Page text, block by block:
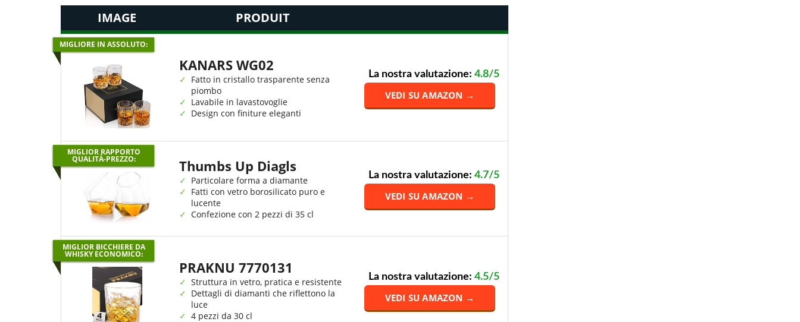
IMAGE PRODUIT
MIGLIORE IN ASSOLUTO:
KANARS WG02
Fatto in cristallo trasparente senza
piombo
Lavabile in lavastovoglie
Design con finiture eleganti
La nostra valutazione: 4.8/5
VEDI SU AMAZON →
MIGLIOR RAPPORTO
QUALITÀ-PREZZO: Thumbs Up Diagls
Particolare forma a diamante
Fatti con vetro borosilicato puro e
lucente
Confezione con 2 pezzi di 35 cl
La nostra valutazione: 4.7/5
VEDI SU AMAZON →
MIGLIOR BICCHIERE DA
WHISKY ECONOMICO:
PRAKNU 7770131
Struttura in vetro, pratica e resistente
Dettagli di diamanti che riflettono la
luce
4 pezzi da 30 cl
La nostra valutazione: 4.5/5
VEDI SU AMAZON →